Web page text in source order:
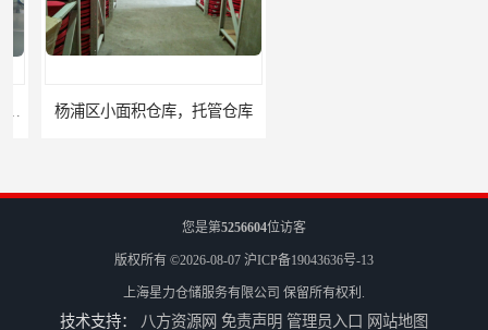
杨浦区小面积仓库，托管仓库
您是第5256604位访客
版权所有 ©2026-08-07 沪ICP备19043636号-13
上海星力仓储服务有限公司 保留所有权利.
技术支持： 八方资源网 免责声明 管理员入口 网站地图